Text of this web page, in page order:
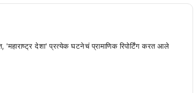
'महाराष्ट्र देशा' प्रत्येक घटनेचं प्रामाणिक रिपोर्टिंग करत आले